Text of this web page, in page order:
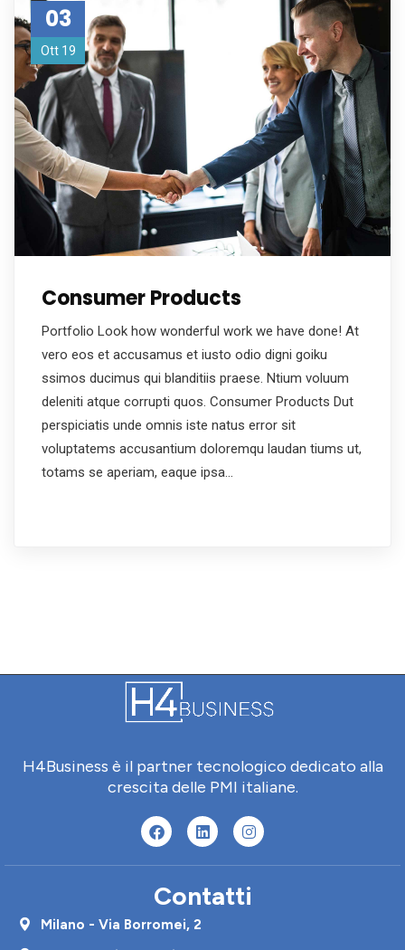
03
Ott 19
Consumer Products
Portfolio Look how wonderful work we have done! At
vero eos et accusamus et iusto odio digni goiku
ssimos ducimus qui blanditiis praese. Ntium voluum
deleniti atque corrupti quos. Consumer Products Dut
perspiciatis unde omnis iste natus error sit
voluptatems accusantium doloremqu laudan tiums ut,
totams se aperiam, eaque ipsa…
Contatti
Milano - Via Borromei, 2
H4Business è il partner tecnologico dedicato alla
crescita delle PMI italiane.